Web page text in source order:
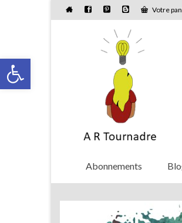
Ouvrir la barre d’outils
Votre
Abonnements